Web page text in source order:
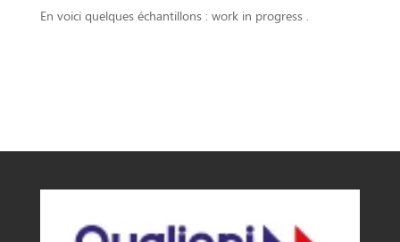
En voici quelques échantillons : work in progress .